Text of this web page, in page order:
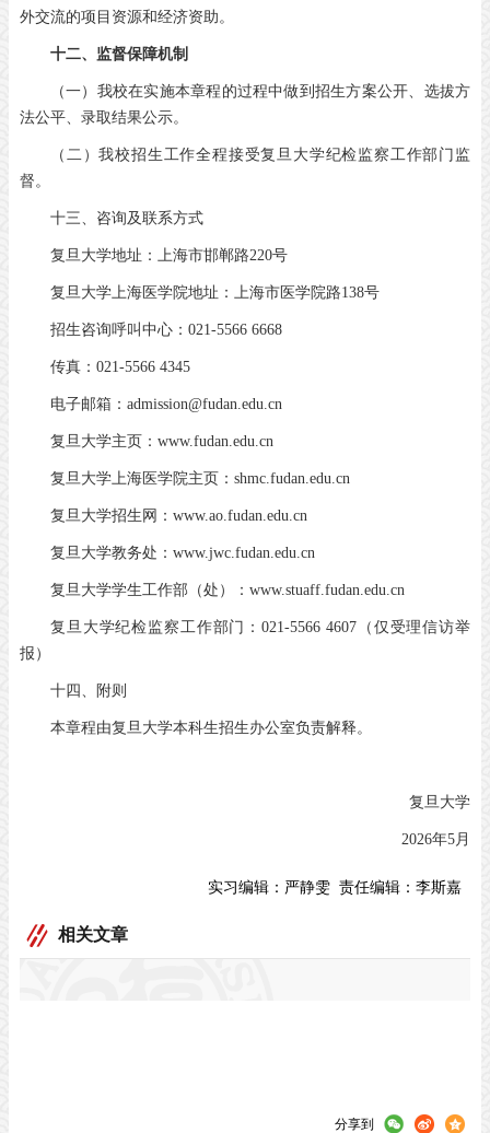
外交流的项目资源和经济资助。
十二、监督保障机制
（一）我校在实施本章程的过程中做到招生方案公开、选拔方
法公平、录取结果公示。
（二）我校招生工作全程接受复旦大学纪检监察工作部门监
督。
十三、咨询及联系方式
复旦大学地址：上海市邯郸路220号
复旦大学上海医学院地址：上海市医学院路138号
招生咨询呼叫中心：021-5566 6668
传真：021-5566 4345
电子邮箱：admission@fudan.edu.cn
复旦大学主页：www.fudan.edu.cn
复旦大学上海医学院主页：shmc.fudan.edu.cn
复旦大学招生网：www.ao.fudan.edu.cn
复旦大学教务处：www.jwc.fudan.edu.cn
复旦大学学生工作部（处）：www.stuaff.fudan.edu.cn
复旦大学纪检监察工作部门：021-5566 4607（仅受理信访举
报）
十四、附则
本章程由复旦大学本科生招生办公室负责解释。
复旦大学
2026年5月
实习编辑： 严静雯 责任编辑： 李斯嘉
相关文章
分享到